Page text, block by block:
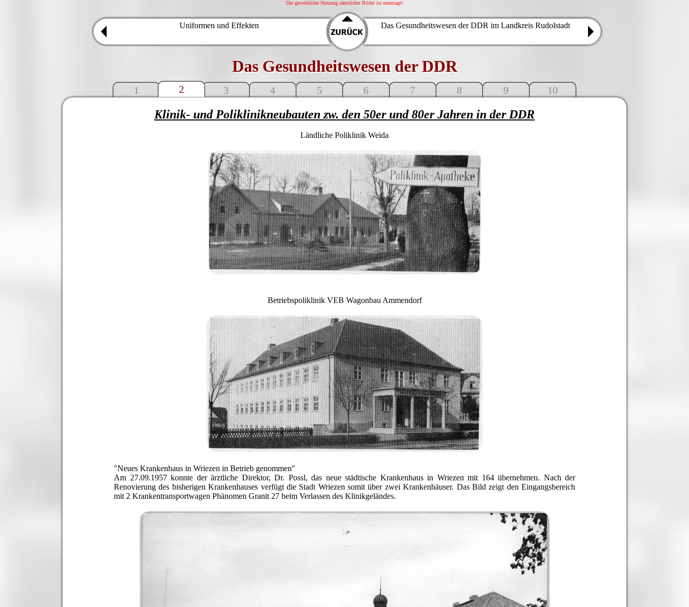
Die gewerbliche Nutzung sämtlicher Bilder ist untersagt!
Uniformen und Effekten Das Gesundheitswesen der DDR im Landkreis Rudolstadt
Das Gesundheitswesen der DDR
1 2 3 4 5 6 7 8 9 10
Klinik- und Poliklinikneubauten zw. den 50er und 80er Jahren in der DDR
Ländliche Poliklinik Weida
Betriebspoliklinik VEB Wagonbau Ammendorf
"Neues Krankenhaus in Wriezen in Betrieb genommen"
Am 27.09.1957 konnte der ärztliche Direktor, Dr. Possl, das neue städtische Krankenhaus in Wriezen mit 164 übernehmen. Nach der
Renovierung des bisherigen Krankenhauses verfügt die Stadt Wriezen somit über zwei Krankenhäuser. Das Bild zeigt den Eingangsbereich
mit 2 Krankentransportwagen Phänomen Granit 27 beim Verlassen des Klinikgeländes.